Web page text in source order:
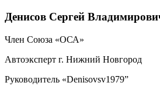
Денисов Сергей
Член Союза «ОСА»
Автоэксперт г. Нижний Новгород
Руководитель «Denisovsv1979”